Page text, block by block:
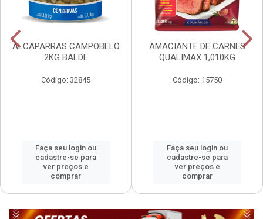
ALCAPARRAS CAMPOBELO
2KG BALDE
Código: 32845
Faça seu login ou
cadastre-se para
ver preços e
comprar
AMACIANTE DE CARNES
QUALIMAX 1,010KG
Código: 15750
Faça seu login ou
cadastre-se para
ver preços e
comprar